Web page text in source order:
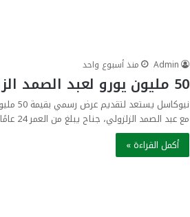
Admin منذ أسبوع واحد
50 مليون يورو لعبد الصمد الزلزولي
نيوكاسل
مع عبد الصمد الزلزولي، جناح يبلغ من العمر 24 عامًا…
أكمل القراءة »